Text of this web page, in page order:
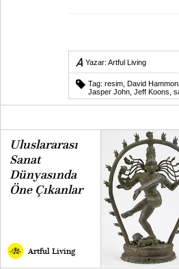
Yazar: Artful Living
Tag: resim David
Jasper John Jeff Koons
Uluslararası
Sanat
Dünyasında
Öne Çıkanlar
Artful Living